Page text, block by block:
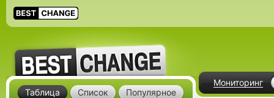
Мониторинг
Таблица Список Популярное